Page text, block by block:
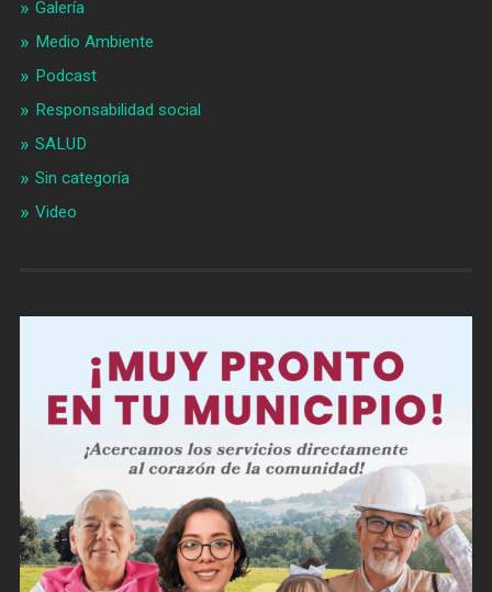
Galería
Medio Ambiente
Podcast
Responsabilidad social
SALUD
Sin categoría
Video